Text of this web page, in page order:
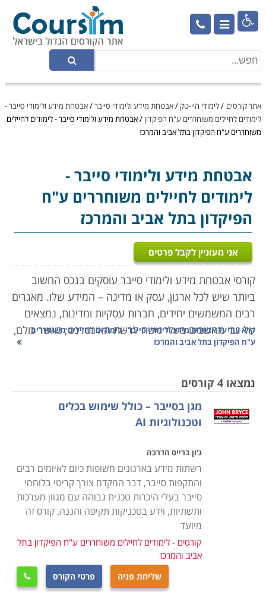

אתר קורסים /לימודי היי-טק /אבטחת מידע ולימודי סייבר/אבטחת מידע ולימודי סייבר -
לימודים לחיילים משוחררים ע"ח הפיקדון/אבטחת מידע ולימודי סייבר - לימודים לחיילים
משוחררים ע"ח הפיקדון בתל אביב והמרכז
אבטחת מידע ולימודי סייבר-
לימודים לחיילים משוחררים ע"ח
הפיקדון בתל אביב והמרכז
אני מעוניין לקבל פרטים
קורסי אבטחת מידע ולימודי סייבר עוסקים בנכס החשוב
ביותר שיש לכל ארגון, עסק או מדינה – המידע שלו. מאגרים
רבים המשמשים יחידים, חברות עסקיות ומדינות, נמצאים
על גבי מחשבים בעלי גישה לרשת האינטרנט; כאשר כולם,
מגדול ועד קטן מאחסנים אינפורמציה קריטית על גבי
במקביל לצמיחתם של אמצעי מיגון משוכללים, גם
ההאקרים ופורצי המחשבים למיניהם משכללים את
יכולותיהם ומנסים להגיע למידע החסוי בדרכים שונות
להגנה על המאגרים מפני גישה בלתי מורשית העלולה
לגרום נזק רב ויצירת דרכי התמודדות עם פריצות קטנות
הלימודים כוללים את מבנה הרשת, עקרונות האבטחה,
אחסון, מערכות הפעלה שונות, גיבוי, הרשאות, פריצות,
הצפנה ופענוח, חוקים, תכנון והקמת מערכות אבטחה ועוד.
לבוגרי לימוד אבטחת מידע מוצעות אפשרויות תעסוקה רבות
בתפקידים מבוקשים, בעלי משמעות גבוהה, וכאלו המקנים
קרא עוד עלאבטחת מידע ולימודי סייבר - לימודים לחיילים משוחררים
ע"ח הפיקדון בתל אביב והמרכז
נמצאו 4 קורסים
מגן בסייבר – כולל שימוש בכלים
וטכנולוגיות AI
ג'ון ברייס הדרכה
רשתות מידע בארגונים חשופות כיום לאיומים רבים
והתקפות סייבר, דבר המקדם צורך קריטי בלוחמי
סייבר בעלי היכרות טכנית גבוהה עם מגוון מערכות
ותשתיות, וידע בטכניקות תקיפה והגנה. קורס זה
מיועד
קורסים - לימודים לחיילים משוחררים ע"ח הפיקדון בתל
אביב והמרכז
שליחת פניה פרטי הקורס 